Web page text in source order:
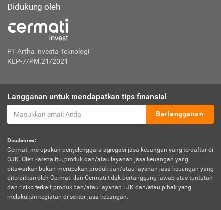
Didukung oleh
PT Artha Investa Teknologi
KEP-7/PM.21/2021
Langganan untuk mendapatkan tips finansial
Berlangganan
Disclaimer:
Cermati merupakan penyelenggara agregasi jasa keuangan yang terdaftar di
OJK. Oleh karena itu, produk dan/atau layanan jasa keuangan yang
ditawarkan bukan merupakan produk dan/atau layanan jasa keuangan yang
diterbitkan oleh Cermati dan Cermati tidak bertanggung jawab atas tuntutan
dan risiko terkait produk dan/atau layanan LJK dan/atau pihak yang
melakukan kegiatan di sektor jasa keuangan.